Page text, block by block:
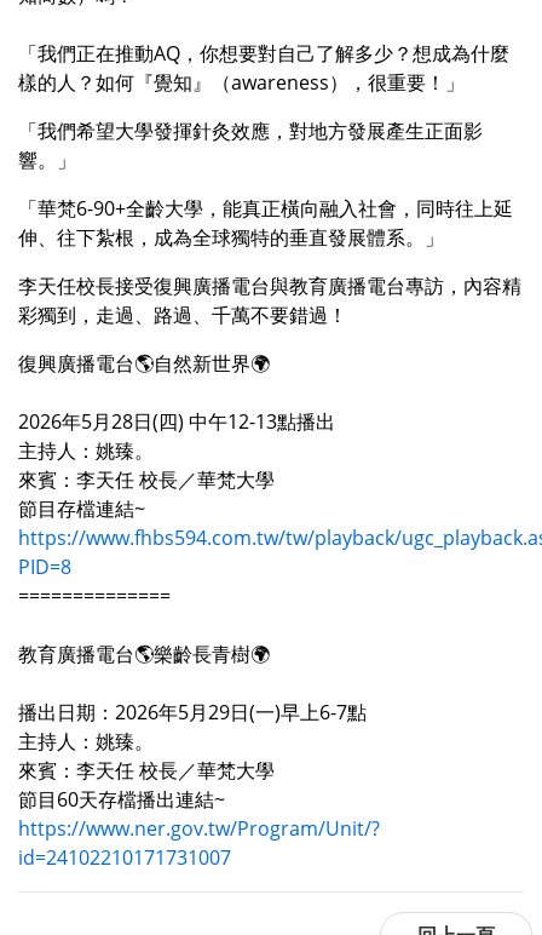
「我們正在推動AQ，你想要對自己了解多少？想成為什麼
樣的人？如何『覺知』（awareness），很重要！」
「我們希望大學發揮針灸效應，對地方發展產生正面影
響。」
「華梵6-90+全齡大學，能真正橫向融入社會，同時往上延
伸、往下紮根，成為全球獨特的垂直發展體系。」
李天任校長接受復興廣播電台與教育廣播電台專訪，內容精
彩獨到，走過、路過、千萬不要錯過！
復興廣播電台🌎自然新世界🌍
️2026年5月28日(四) 中午12-13點播出
主持人：姚臻。
來賓：李天任 校長／華梵大學
️節目存檔連結~
https://www.fhbs594.com.tw/tw/playback/
PID=8
==============
教育廣播電台🌎樂齡長青樹🌍
播出日期：2026年5月29日(一)早上6-7點
主持人：姚臻。
來賓：李天任 校長／華梵大學
節目60天存檔播出連結~
https://www.ner.gov.tw/Program/Unit/?
id=24102210171731007